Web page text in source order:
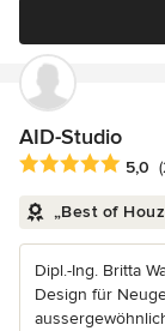
AID-Studio
5,0
„Best of
Dipl.-Ing. Britta
Design für